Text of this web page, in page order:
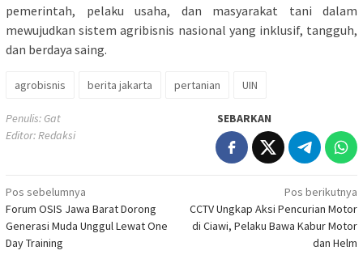
pemerintah, pelaku usaha, dan masyarakat tani dalam
mewujudkan sistem agribisnis nasional yang inklusif, tangguh,
dan berdaya saing.
agrobisnis berita jakarta pertanian UIN
Penulis: Gat
Editor: Redaksi
SEBARKAN
Navigasi
pos
Pos sebelumnya
Forum OSIS Jawa Barat Dorong
Generasi Muda Unggul Lewat One
Day Training
Pos berikutnya
CCTV Ungkap Aksi Pencurian Motor
di Ciawi, Pelaku Bawa Kabur Motor
dan Helm